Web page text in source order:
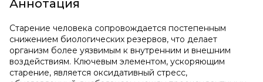
Аннотация
Старение человека сопровождается постепенным
снижением биологических резервов, что делает
организм более уязвимым к внутренним и внешним
воздействиям. Ключевым элементом, ускоряющим
старение, является оксидативный стресс,